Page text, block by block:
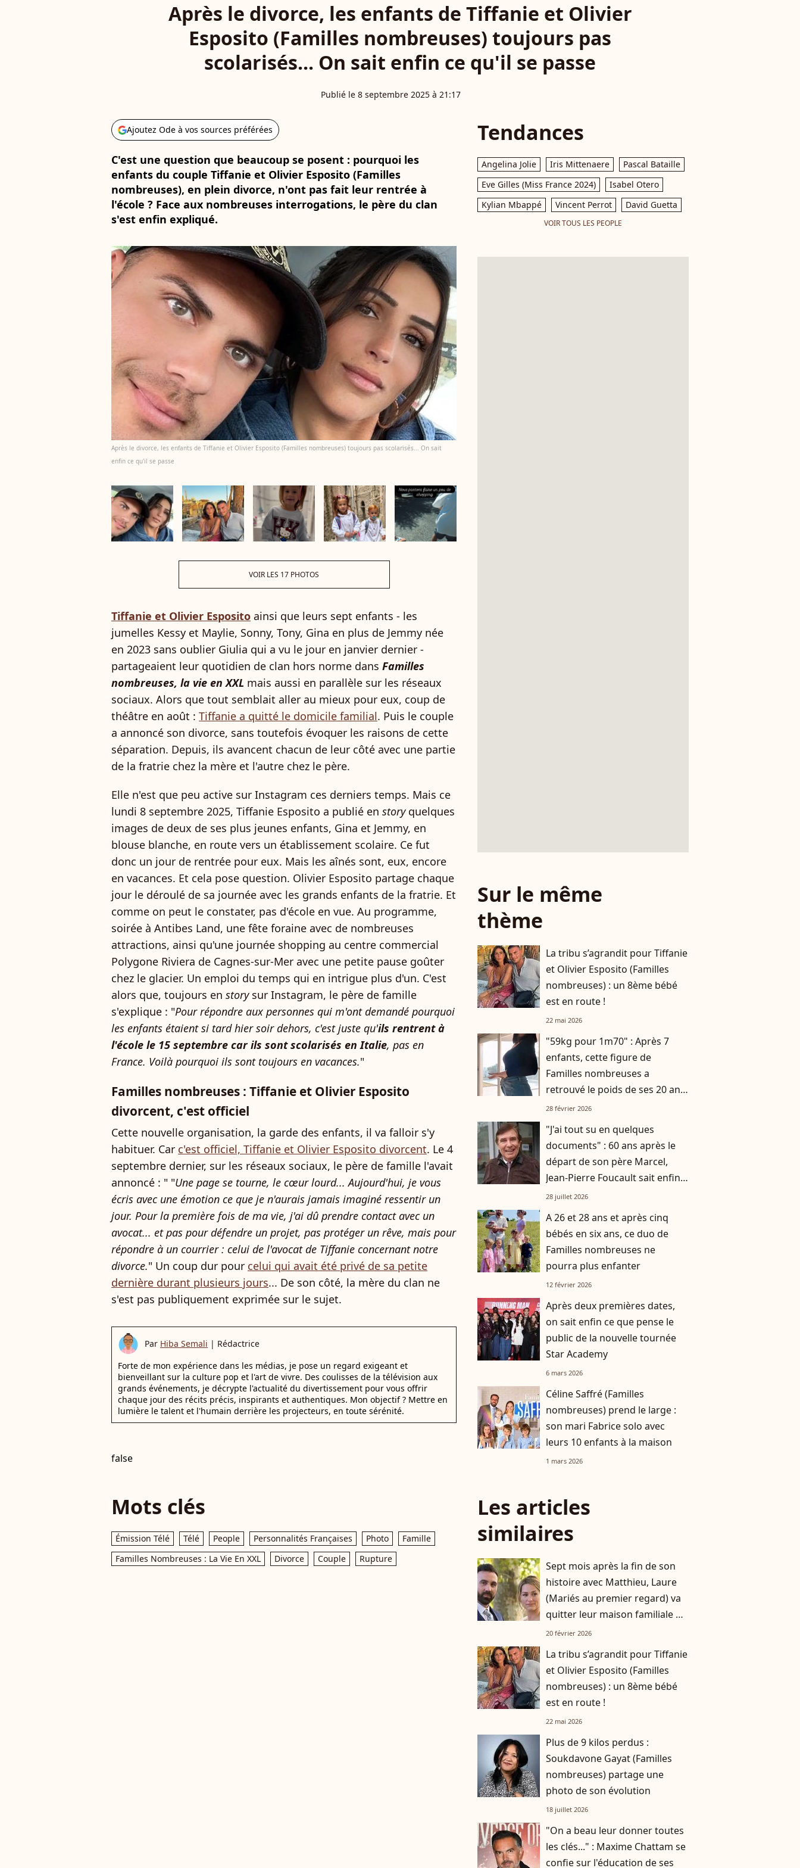
Après le divorce, les enfants de Tiffanie et Olivier
Esposito (Familles nombreuses) toujours pas
scolarisés... On sait enfin ce qu'il se passe
Publié le 8 septembre 2025 à 21:17
Ajoutez Ode à vos sources préférées
C'est une question que beaucoup se posent : pourquoi les
enfants du couple Tiffanie et Olivier Esposito (Familles
nombreuses), en plein divorce, n'ont pas fait leur rentrée à
l'école ? Face aux nombreuses interrogations, le père du clan
s'est enfin expliqué.
Après le divorce, les enfants de Tiffanie et Olivier Esposito (Familles nombreuses) toujours pas scolarisés... On sait
enfin ce qu'il se passe
VOIR LES 17 PHOTOS
Tiffanie et Olivier Esposito ainsi que leurs sept enfants - les
jumelles Kessy et Maylie, Sonny, Tony, Gina en plus de Jemmy née
en 2023 sans oublier Giulia qui a vu le jour en janvier dernier -
partageaient leur quotidien de clan hors norme dans Familles
nombreuses, la vie en XXL mais aussi en parallèle sur les réseaux
sociaux. Alors que tout semblait aller au mieux pour eux, coup de
théâtre en août : Tiffanie a quitté le domicile familial. Puis le couple
a annoncé son divorce, sans toutefois évoquer les raisons de cette
séparation. Depuis, ils avancent chacun de leur côté avec une partie
de la fratrie chez la mère et l'autre chez le père.
Elle n'est que peu active sur Instagram ces derniers temps. Mais ce
lundi 8 septembre 2025, Tiffanie Esposito a publié en story quelques
images de deux de ses plus jeunes enfants, Gina et Jemmy, en
blouse blanche, en route vers un établissement scolaire. Ce fut
donc un jour de rentrée pour eux. Mais les aînés sont, eux, encore
en vacances. Et cela pose question. Olivier Esposito partage chaque
jour le déroulé de sa journée avec les grands enfants de la fratrie. Et
comme on peut le constater, pas d'école en vue. Au programme,
soirée à Antibes Land, une fête foraine avec de nombreuses
attractions, ainsi qu'une journée shopping au centre commercial
Polygone Riviera de Cagnes-sur-Mer avec une petite pause goûter
chez le glacier. Un emploi du temps qui en intrigue plus d'un. C'est
alors que, toujours en story sur Instagram, le père de famille
s'explique : "Pour répondre aux personnes qui m'ont demandé pourquoi
les enfants étaient si tard hier soir dehors, c'est juste qu'ils rentrent à
l'école le 15 septembre car ils sont scolarisés en Italie, pas en
France. Voilà pourquoi ils sont toujours en vacances."
Familles nombreuses : Tiffanie et Olivier Esposito
divorcent, c'est officiel
Cette nouvelle organisation, la garde des enfants, il va falloir s'y
habituer. Car c'est officiel, Tiffanie et Olivier Esposito divorcent. Le 4
septembre dernier, sur les réseaux sociaux, le père de famille l'avait
annoncé : " "Une page se tourne, le cœur lourd... Aujourd'hui, je vous
écris avec une émotion ce que je n'aurais jamais imaginé ressentir un
jour. Pour la première fois de ma vie, j'ai dû prendre contact avec un
avocat... et pas pour défendre un projet, pas protéger un rêve, mais pour
répondre à un courrier : celui de l'avocat de Tiffanie concernant notre
divorce." Un coup dur pour celui qui avait été privé de sa petite
dernière durant plusieurs jours... De son côté, la mère du clan ne
s'est pas publiquement exprimée sur le sujet.
Par Hiba Semali | Rédactrice
Forte de mon expérience dans les médias, je pose un regard exigeant et
bienveillant sur la culture pop et l'art de vivre. Des coulisses de la télévision aux
grands événements, je décrypte l'actualité du divertissement pour vous offrir
chaque jour des récits précis, inspirants et authentiques. Mon objectif ? Mettre en
lumière le talent et l'humain derrière les projecteurs, en toute sérénité.
false
Mots clés
Émission Télé Télé People Personnalités Françaises Photo
Famille
Familles Nombreuses : La Vie En XXL
Divorce Couple Rupture
Tendances
Angelina Jolie Iris Mittenaere
Pascal Bataille
Eve Gilles (Miss France 2024)
Isabel Otero
Kylian Mbappé
Vincent Perrot David Guetta
VOIR TOUS LES PEOPLE
Sur le même
thème
La tribu s’agrandit pour Tiffanie
et Olivier Esposito (Familles
nombreuses) : un 8ème bébé
est en route !
22 mai 2026
"59kg pour 1m70" : Après 7
enfants, cette figure de
Familles nombreuses a
retrouvé le poids de ses 20 ans
grâce à un programme bien
28 février 2026
"J'ai tout su en quelques
documents" : 60 ans après le
départ de son père Marcel,
Jean-Pierre Foucault sait enfin
ce qu'il s'est passé
28 juillet 2026
A 26 et 28 ans et après cinq
bébés en six ans, ce duo de
Familles nombreuses ne
pourra plus enfanter
12 février 2026
Après deux premières dates,
on sait enfin ce que pense le
public de la nouvelle tournée
Star Academy
6 mars 2026
Céline Saffré (Familles
nombreuses) prend le large :
son mari Fabrice solo avec
leurs 10 enfants à la maison
1 mars 2026
Les articles
similaires
Sept mois après la fin de son
histoire avec Matthieu, Laure
(Mariés au premier regard) va
quitter leur maison familiale de
180m2 : elle a trouvé son
20 février 2026
La tribu s’agrandit pour Tiffanie
et Olivier Esposito (Familles
nombreuses) : un 8ème bébé
est en route !
22 mai 2026
Plus de 9 kilos perdus :
Soukdavone Gayat (Familles
nombreuses) partage une
photo de son évolution
18 juillet 2026
"On a beau leur donner toutes
les clés..." : Maxime Chattam se
confie sur l'éducation de ses